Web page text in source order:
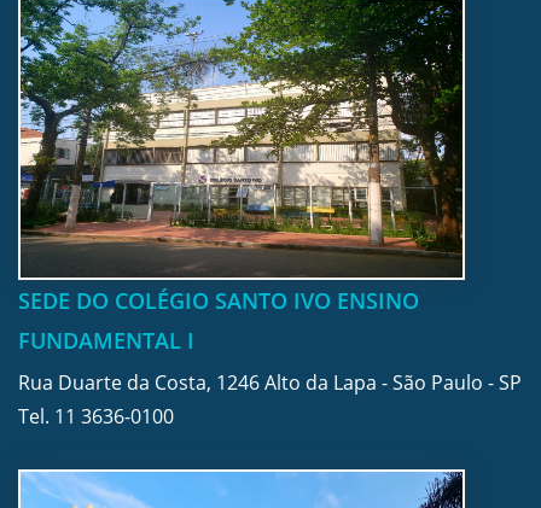
SEDE DO COLÉGIO SANTO IVO ENSINO
FUNDAMENTAL I
Rua Duarte da Costa, 1246 Alto da Lapa - São Paulo - SP
Tel. 11 3636-0100